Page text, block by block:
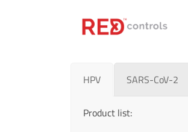
HPV SARS-CoV-2
Product list: